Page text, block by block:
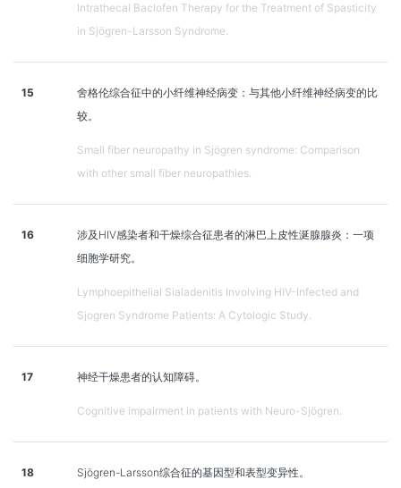
Intrathecal Baclofen Therapy for the Treatment of Spasticity
in Sjögren-Larsson Syndrome.
15
舍格伦综合征中的小纤维神经病变：与其他小纤维神经病变的比
较。
Small fiber neuropathy in Sjögren syndrome: Comparison
with other small fiber neuropathies.
16
涉及HIV感染者和干燥综合征患者的淋巴上皮性涎腺腺炎：一项
细胞学研究。
Lymphoepithelial Sialadenitis Involving HIV-Infected and
Sjogren Syndrome Patients: A Cytologic Study.
17 神经干燥患者的认知障碍。
Cognitive impairment in patients with Neuro-Sjögren.
18 Sjögren-Larsson综合征的基因型和表型变异性。